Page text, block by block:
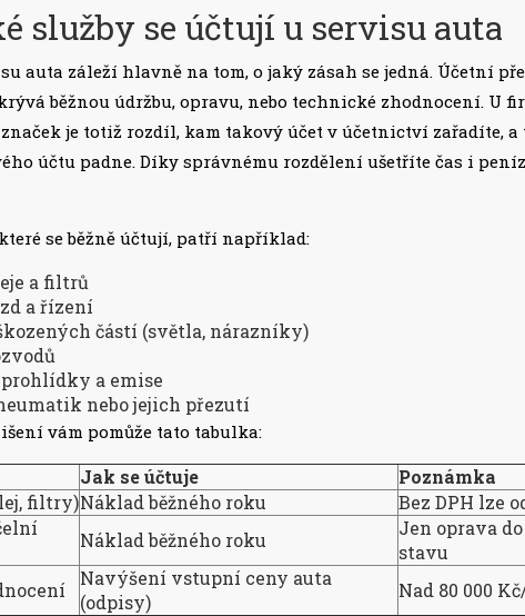
služby se účtují u servisu auta
auta záleží hlavně na tom, o jaký zásah se jedná. Účetní
běžnou údržbu, opravu, nebo technické zhodnocení. U
je totiž rozdíl, kam takový účet v účetnictví zařadíte, a
účtu padne. Díky správnému rozdělení ušetříte čas i
se běžně účtují, patří například:
a filtrů
a řízení
částí (světla, nárazníky)
a emise
nebo jejich přezutí
vám pomůže tato tabulka:
Jak se účtuje
Poznámka
filtry)Náklad běžného roku
Bez DPH lze
Náklad běžného roku
Jen oprava
stavu
Navýšení vstupní ceny auta
(odpisy)
Nad 80 000